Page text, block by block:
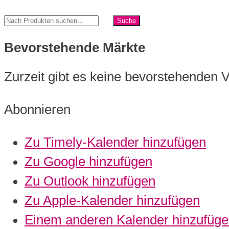
Bevorstehende Märkte
Zurzeit gibt es keine bevorstehenden
Abonnieren
Zu Timely-Kalender hinzufügen
Zu Google hinzufügen
Zu Outlook hinzufügen
Zu Apple-Kalender hinzufügen
Einem anderen Kalender